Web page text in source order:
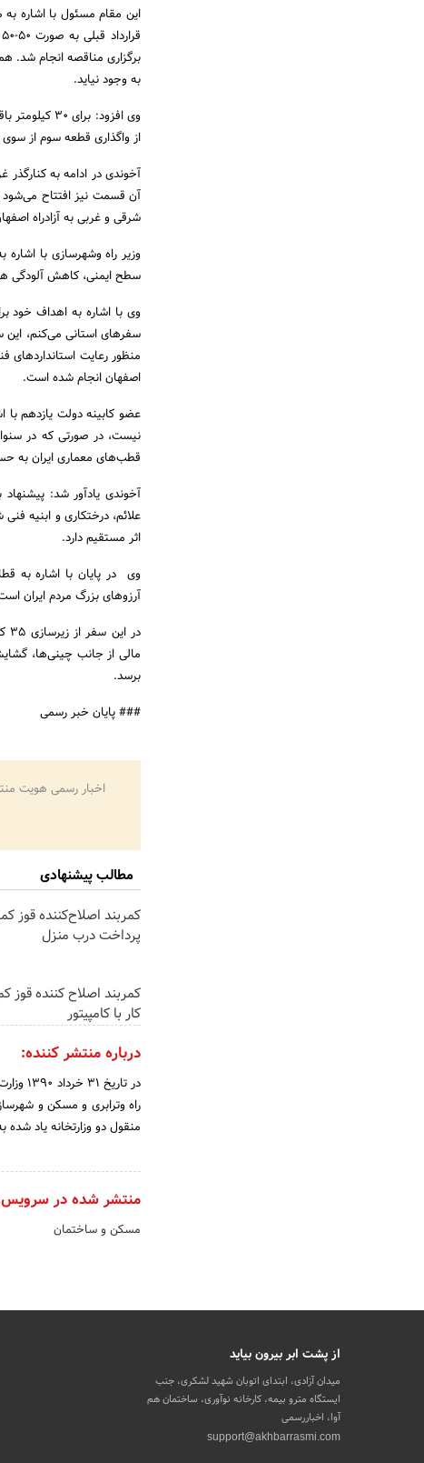
این مقام مسئول با اشاره
برگزاری مناقصه انجام شد.
به وجود نیاید.
وی افزود:
از واگذاری قطعه سوم از
آخوندی در ادامه به
آن قسمت نیز افتتاح می‌شود
شرقی و غربی به آزادراه
وزیر راه وشهرسازی با
سطح ایمنی، کاهش آلودگی
وی با اشاره به اهداف خود
سفرهای استانی می‌کنم،
منظور رعایت استانداردهای
اصفهان انجام شده است.
عضو کابینه دولت یازدهم با
نیست، در صورتی که در
قطب‌های معماری ایران به
آخوندی یادآور شد: پیشنهاد
علائم، درختکاری و ابنیه
اثر مستقیم دارد.
وی در پایان با اشاره به
آرزوهای بزرگ مردم ایران
برسد.
### پایان خبر رسمی
اخبار رسمی هویت
مطالب پیشنهادی
کمربند اصلاح‌کننده قوز
پرداخت درب منزل
کمربند اصلاح کننده قوز
کار با کامپیتور
درباره منتشر کننده:
در
راه وترابری و مسکن و
منقول دو وزارتخانه یاد
منتشر شده در
مسکن و ساختمان
از پشت ابر بیرون بیاید
میدان آزادی، ابتدای اتوبان شهید لشکری، جنب
ایستگاه مترو بیمه، کارخانه نوآوری، ساختمان هم
آوا، اخباررسمی
support@akhbarrasmi.com